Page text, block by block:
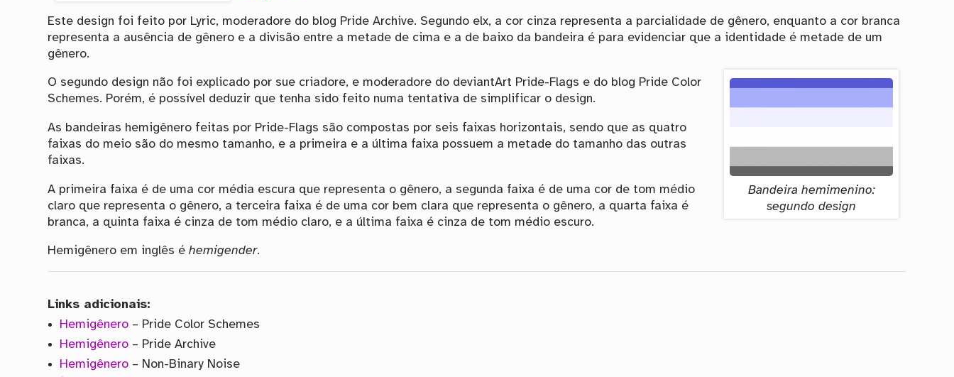
Este design foi feito por Lyric, moderadore do blog Pride Archive. Segundo elx, a cor cinza representa a parcialidade de gênero, enquanto a cor branca
representa a ausência de gênero e a divisão entre a metade de cima e a de baixo da bandeira é para evidenciar que a identidade é metade de um
gênero.
Bandeira hemimenino:
segundo design
O segundo design não foi explicado por sue criadore, e moderadore do deviantArt Pride-Flags e do blog Pride Color
Schemes. Porém, é possível deduzir que tenha sido feito numa tentativa de simplificar o design.
As bandeiras hemigênero feitas por Pride-Flags são compostas por seis faixas horizontais, sendo que as quatro
faixas do meio são do mesmo tamanho, e a primeira e a última faixa possuem a metade do tamanho das outras
faixas.
A primeira faixa é de uma cor média escura que representa o gênero, a segunda faixa é de uma cor de tom médio
claro que representa o gênero, a terceira faixa é de uma cor bem clara que representa o gênero, a quarta faixa é
branca, a quinta faixa é cinza de tom médio claro, e a última faixa é cinza de tom médio escuro.
Hemigênero em inglês éhemigender.
Links adicionais:
Hemigênero– Pride Color Schemes
Hemigênero– Pride Archive
Hemigênero– Non-Binary Noise